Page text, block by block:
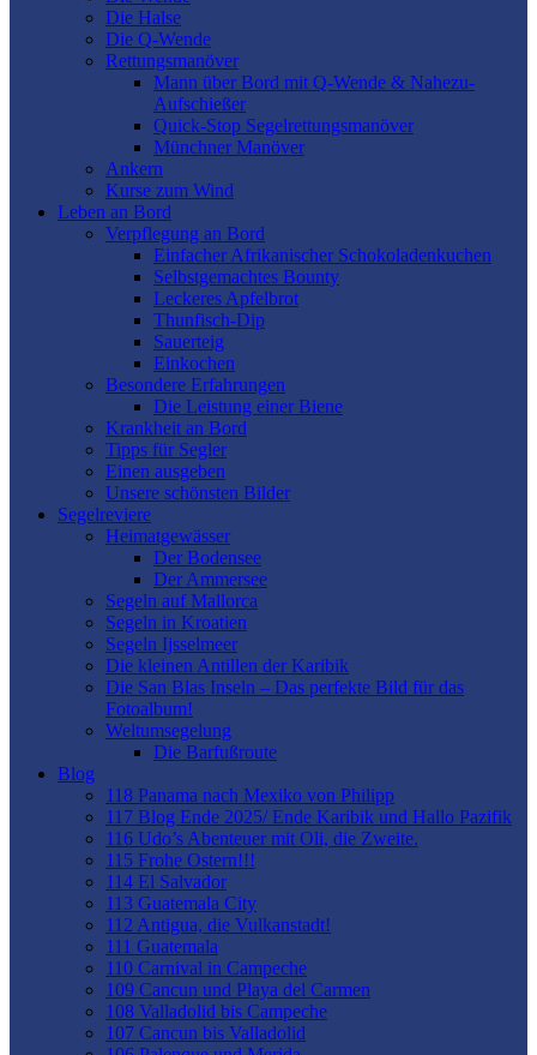
Die Halse
Die Q-Wende
Rettungsmanöver
Mann über Bord mit Q-Wende & Nahezu-
Aufschießer
Quick-Stop Segelrettungsmanöver
Münchner Manöver
Ankern
Kurse zum Wind
Leben an Bord
Verpflegung an Bord
Einfacher Afrikanischer Schokoladenkuchen
Selbstgemachtes Bounty
Leckeres Apfelbrot
Thunfisch-Dip
Sauerteig
Einkochen
Besondere Erfahrungen
Die Leistung einer Biene
Krankheit an Bord
Tipps für Segler
Einen ausgeben
Unsere schönsten Bilder
Segelreviere
Heimatgewässer
Der Bodensee
Der Ammersee
Segeln auf Mallorca
Segeln in Kroatien
Segeln Ijsselmeer
Die kleinen Antillen der Karibik
Die San Blas Inseln – Das perfekte Bild für das
Fotoalbum!
Weltumsegelung
Die Barfußroute
Blog
118 Panama nach Mexiko von Philipp
117 Blog Ende 2025/ Ende Karibik und Hallo Pazifik
116 Udo’s Abenteuer mit Oli, die Zweite.
115 Frohe Ostern!!!
114 El Salvador
113 Guatemala City
112 Antigua, die Vulkanstadt!
111 Guatemala
110 Carnival in Campeche
109 Cancun und Playa del Carmen
108 Valladolid bis Campeche
107 Cancun bis Valladolid